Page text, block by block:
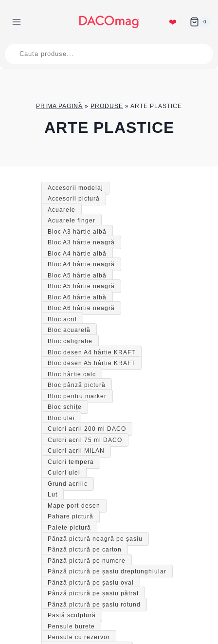
content
❤️ 0
search
PRIMA PAGINĂ » PRODUSE » ARTE PLASTICE
ARTE PLASTICE
Accesorii modelaj
Accesorii pictură
Acuarele
Acuarele finger
Bloc A3 hârtie albă
Bloc A3 hârtie neagră
Bloc A4 hârtie albă
Bloc A4 hârtie neagră
Bloc A5 hârtie albă
Bloc A5 hârtie neagră
Bloc A6 hârtie albă
Bloc A6 hârtie neagră
Bloc acril
Bloc acuarelă
Bloc caligrafie
Bloc desen A4 hârtie KRAFT
Bloc desen A5 hârtie KRAFT
Bloc hârtie calc
Bloc pânză pictură
Bloc pentru marker
Bloc schițe
Bloc ulei
Culori acril 200 ml DACO
Culori acril 75 ml DACO
Culori acril MILAN
Culori tempera
Culori ulei
Grund acrilic
Lut
Mape port-desen
Pahare pictură
Palete pictură
Pânză pictură neagră pe șasiu
Pânză pictură pe carton
Pânză pictură pe numere
Pânză pictură pe șasiu dreptunghiular
Pânză pictură pe șasiu oval
Pânză pictură pe șasiu pătrat
Pânză pictură pe șasiu rotund
Pastă sculptură
Pensule burete
Pensule cu rezervor